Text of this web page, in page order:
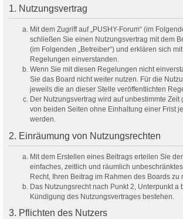
1. Nutzungsvertrag
Mit dem Zugriff auf „PUSHY-Forum“ (im
schließen Sie einen Nutzungsvertrag mit dem
(im Folgenden „Betreiber“) und erklären sich
Regelungen einverstanden.
Wenn Sie mit diesen Regelungen nicht
Sie das Board nicht weiter nutzen. Für die
jeweils die an dieser Stelle veröffentlichten
Der Nutzungsvertrag wird auf unbestimmte Zeit
von beiden Seiten ohne Einhaltung einer Frist
werden.
2. Einräumung von Nutzungsrechten
Mit dem Erstellen eines Beitrags erteilen Sie
einfaches, zeitlich und räumlich
Recht, Ihren Beitrag im Rahmen des Boards zu
Das Nutzungsrecht nach Punkt 2, Unterpunkt a
Kündigung des Nutzungsvertrages bestehen.
3. Pflichten des Nutzers